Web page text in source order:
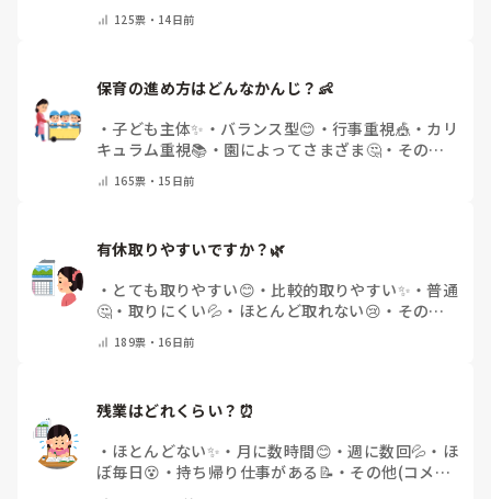
125票・ 14日前
保育の進め方はどんなかんじ？👶
・ 子ども主体✨ ・ バランス型😊 ・ 行事重視🎪 ・ カリ
キュラム重視📚 ・ 園によってさまざま🤔 ・ その他
165票・ 15日前
有休取りやすいですか？🌿
・ とても取りやすい😊 ・ 比較的取りやすい✨ ・普通
🤔 ・ 取りにくい💦 ・ ほとんど取れない😢 ・ その他
189票・ 16日前
残業はどれくらい？⏰
・ ほとんどない✨ ・ 月に数時間😊 ・週に数回💦 ・ ほ
ぼ毎日😵 ・ 持ち帰り仕事がある📝 ・ その他(コメン